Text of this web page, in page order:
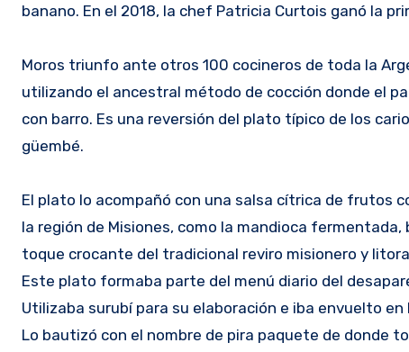
banano. En el 2018, la chef Patricia Curtois ganó la
Moros triunfo ante otros 100 cocineros de toda la
utilizando el ancestral método de cocción donde el
con barro. Es una reversión del plato típico de los
güembé.
El plato lo acompañó con una salsa cítrica de frutos
la región de Misiones, como la mandioca
toque crocante del tradicional reviro misionero y
Este plato formaba parte del menú diario del
Utilizaba surubí para su elaboración e iba envuelto
Lo bautizó con el nombre de pira paquete de donde